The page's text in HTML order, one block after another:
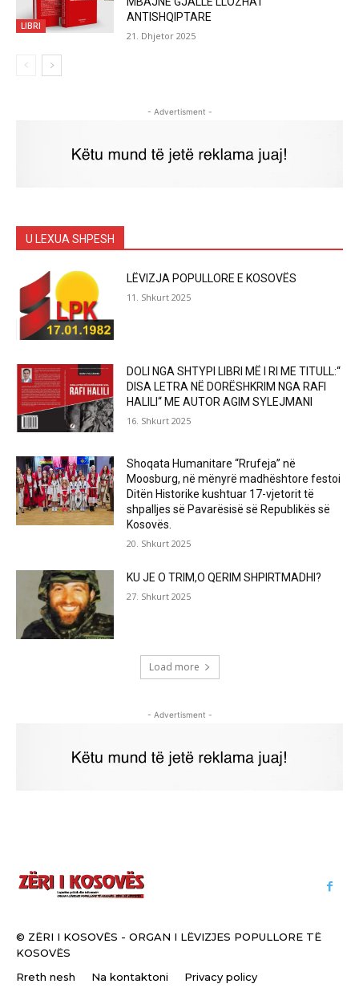
LIBRI
ANTISHQIPTARE
21. Dhjetor 2025
- Advertisment -
U LEXUA SHPESH
LËVIZJA POPULLORE E KOSOVËS
11. Shkurt 2025
DOLI NGA SHTYPI LIBRI MË I RI ME TITULL:“
DISA LETRA NË DORËSHKRIM NGA RAFI
HALILI“ ME AUTOR AGIM SYLEJMANI
16. Shkurt 2025
Shoqata Humanitare “Rrufeja” në
Moosburg, në mënyrë madhështore festoi
Ditën Historike kushtuar 17-vjetorit të
shpalljes së Pavarësisë së Republikës së
Kosovës.
20. Shkurt 2025
KU JE O TRIM,O QERIM SHPIRTMADHI?
27. Shkurt 2025
Load more
- Advertisment -
© ZËRI I KOSOVËS - ORGAN I LËVIZJES POPULLORE TË
KOSOVËS
Rreth nesh
Na kontaktoni Privacy policy